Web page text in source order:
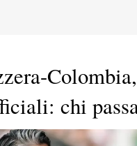
chi